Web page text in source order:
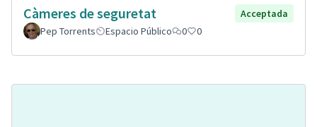
Càmeres de seguretat
Acceptada
Pep Torrents
Espacio Público 0 0